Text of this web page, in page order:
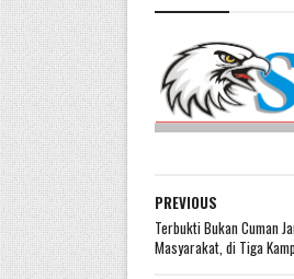
PREVIOUS
Terbukti Bukan Cuman
Masyarakat, di Tiga